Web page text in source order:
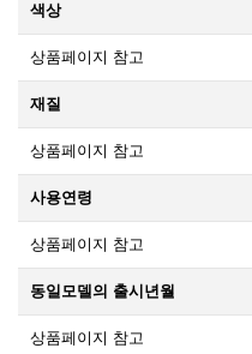
색상
상품페이지 참고
재질
상품페이지 참고
사용연령
상품페이지 참고
동일모델의 출시년월
상품페이지 참고